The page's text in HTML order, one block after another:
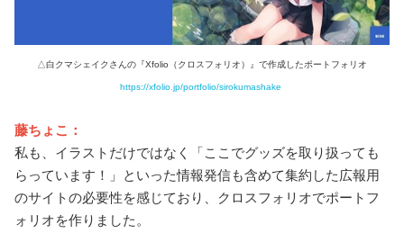
△白クマシェイクさんの『Xfolio（クロスフォリオ）』で作成したポートフォリオ
https://xfolio.jp/portfolio/sirokumashake
藤ちょこ：
私も、イラストだけではなく「ここでグッズを取り扱っても
らっています！」といった情報発信も含めて集約した広報用
のサイトの必要性を感じており、クロスフォリオでポートフ
ォリオを作りました。